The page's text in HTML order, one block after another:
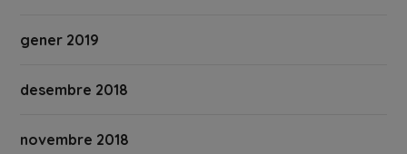
gener 2019
desembre 2018
novembre 2018